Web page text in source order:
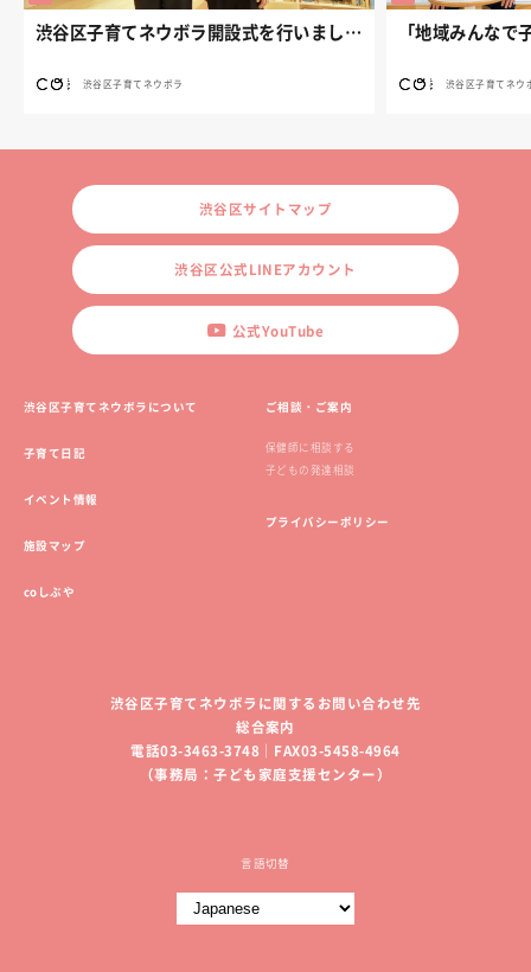
渋谷区子育てネウボラ開設式を行いました。
渋谷区子育てネウボラ 渋谷区子育てネウ
渋谷区サイトマップ
渋谷区公式LINEアカウント
公式YouTube
渋谷区子育てネウボラについて
子育て日記
イベント情報
施設マップ
coしぶや
ご相談・ご案内
保健師に相談する
子どもの発達相談
プライバシーポリシー
渋谷区子育てネウボラに関するお問い合わせ先
総合案内
電話03-3463-3748｜FAX03-5458-4964
（事務局：子ども家庭支援センター）
言語切替